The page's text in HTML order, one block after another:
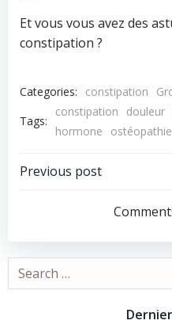
Et vous vous avez des
constipation ?
Categories: constipation
Tags:
constipation douleur
hormone
ostéopathie
Post
navigation
Previous post
Search
for: